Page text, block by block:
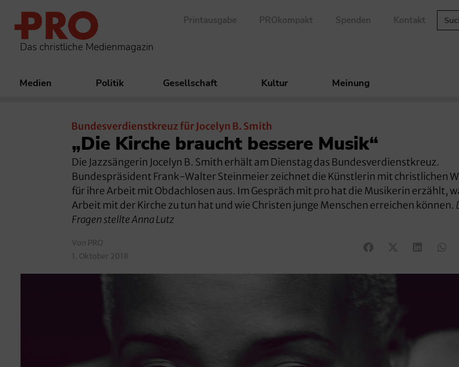
Das christliche Medienmagazin
Printausgabe PROkompakt Spenden Kontakt
Medien Politik Gesellschaft Kultur Meinung
Bundesverdienstkreuz für Jocelyn B. Smith
„Die Kirche braucht bessere Musik“
Die Jazzsängerin Jocelyn B. Smith erhält am Dienstag das Bundesverdienstkreuz.
Bundespräsident Frank-Walter Steinmeier zeichnet die Künstlerin mit christlichen
für ihre Arbeit mit Obdachlosen aus. Im Gespräch mit pro hat die Musikerin erzählt,
Arbeit mit der Kirche zu tun hat und wie Christen junge Menschen erreichen können.
Fragen stellte Anna Lutz
Von PRO
1. Oktober 2018